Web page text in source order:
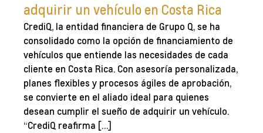
adquirir un vehículo en Costa Rica
CrediQ, la entidad financiera de Grupo Q, se ha
consolidado como la opción de financiamiento de
vehículos que entiende las necesidades de cada
cliente en Costa Rica. Con asesoría personalizada,
planes flexibles y procesos ágiles de aprobación,
se convierte en el aliado ideal para quienes
desean cumplir el sueño de adquirir un vehículo.
“CrediQ reafirma […]